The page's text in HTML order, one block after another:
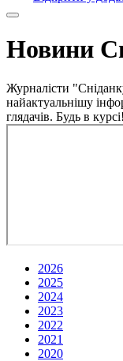
Новини
Журналісти
найактуальнішу
глядачів. Будь в курсі!
2026
2025
2024
2023
2022
2021
2020